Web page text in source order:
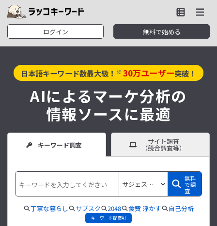
ログイン 無料で始める
日本語キーワード数最大級！ ※30万ユーザー突破！
AIによるマーケ分析の
情報ソースに最適
キーワード調査 サイト調査
（競合調査等）
無料
で調
査
丁寧な暮らし サブスク 2048 食費 浮かす 自己分析
キーワード提案AI